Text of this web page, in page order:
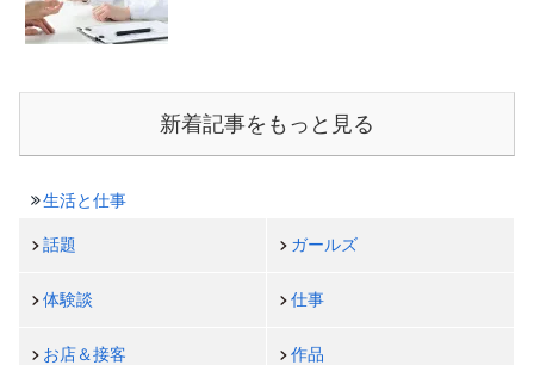
新着記事をもっと見る
生活と仕事
話題 ガールズ
体験談 仕事
お店＆接客 作品